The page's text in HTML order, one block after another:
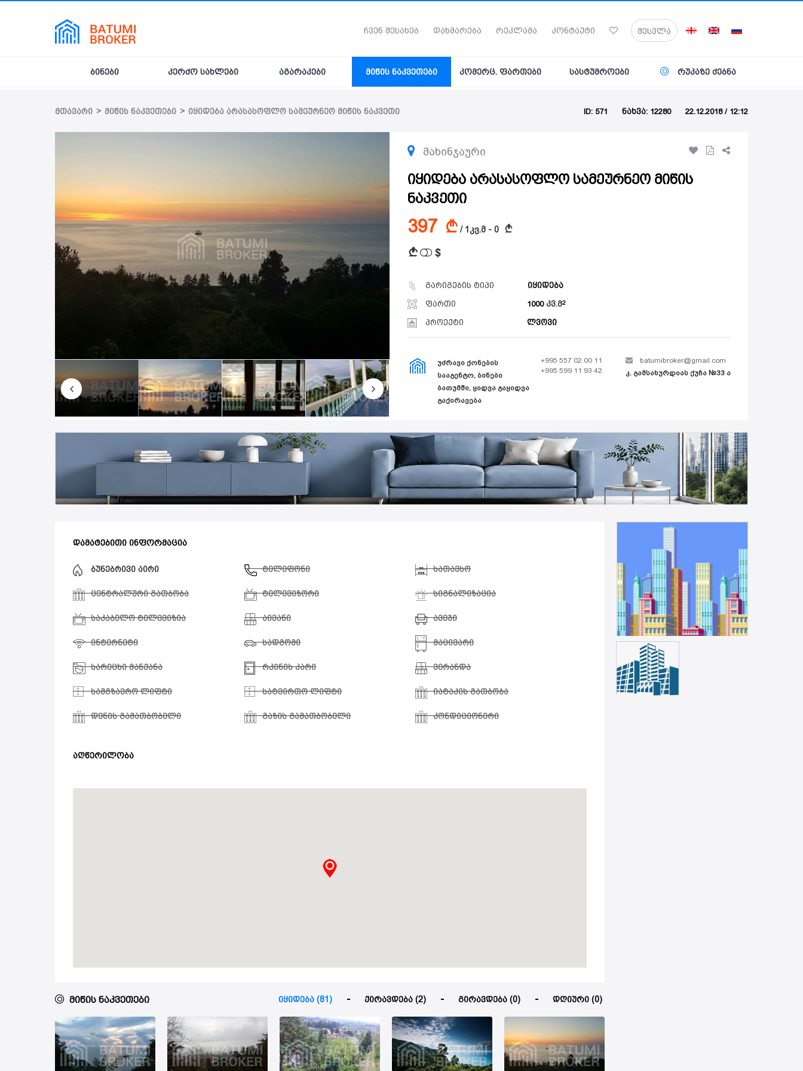
ჩვენ შესახებ დახმარება რეკლამა კონტაქტი შესვლა
ბინები კერძო სახლები აგარაკები მიწის ნაკვეთები კომერც. ფართები სასტუმროები რუკაზე ძებნა
მთავარი > მიწის ნაკვეთები > იყიდება არასასოფლო სამეურნეო მიწის ნაკვეთი ID: 571 ნახვა: 12280 22.12.2018 / 12:12
მახინჯაური
იყიდება არასასოფლო სამეურნეო მიწის
ნაკვეთი
397 A / 1კვ.მ - 0 A
A $
გარიგების ტიპი იყიდება
ფართი 1000 კვ.მ
პროექტი ლვოვი
ᲣᲫᲠᲐᲕᲘ ᲥᲝᲜᲔᲑᲘᲡ
ᲡᲐᲐᲒᲔᲜᲢᲝ, ᲑᲘᲜᲔᲑᲘ
ᲑᲐᲗᲣᲛᲨᲘ, ᲧᲘᲓᲕᲐ ᲒᲐᲧᲘᲓᲕᲐ
ᲒᲐᲥᲘᲠᲐᲕᲔᲑᲐ
+995 557 02 00 11
+995 599 11 93 42
batumibroker@gmail.com
კ. გამსახურდიას ქუჩა №33 ა
დამატებითი ინფორმაცია
ბუნებრივი აირი ტელეფონი სათავსო
ცენტრალური გათბობა ტელევიზორი სიგნალიზაცია
საკაბელო ტელევიზია აივანი ავეჯი
ინტერნეტი სადგომი მაცივარი
სარეცხი მანქანა რკინის კარი ვერანდა
სამგზავრო ლიფტი სატვირთო ლიფტი იატაკის გათბობა
დენის გამათბობელი გაზის გამათბობელი კონდიციონერი
აღწერილობა
მიწის ნაკვეთები იყიდება (81) ქირავდება (2) გირავდება (0) დღიური (0)